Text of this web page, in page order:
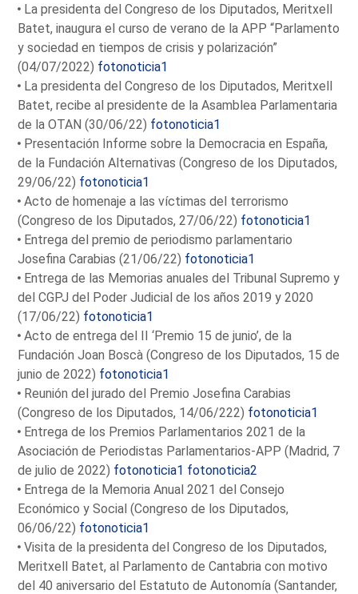
La presidenta del Congreso de los Diputados, Meritxell
Batet, inaugura el curso de verano de la APP “Parlamento
y sociedad en tiempos de crisis y polarización”
(04/07/2022) fotonoticia1
La presidenta del Congreso de los Diputados, Meritxell
Batet, recibe al presidente de la Asamblea Parlamentaria
de la OTAN (30/06/22) fotonoticia1
Presentación Informe sobre la Democracia en España,
de la Fundación Alternativas (Congreso de los Diputados,
29/06/22) fotonoticia1
Acto de homenaje a las víctimas del terrorismo
(Congreso de los Diputados, 27/06/22) fotonoticia1
Entrega del premio de periodismo parlamentario
Josefina Carabias (21/06/22) fotonoticia1
Entrega de las Memorias anuales del Tribunal Supremo y
del CGPJ del Poder Judicial de los años 2019 y 2020
(17/06/22) fotonoticia1
Acto de entrega del II ‘Premio 15 de junio’, de la
Fundación Joan Boscà (Congreso de los Diputados, 15 de
junio de 2022) fotonoticia1
Reunión del jurado del Premio Josefina Carabias
(Congreso de los Diputados, 14/06/222) fotonoticia1
Entrega de los Premios Parlamentarios 2021 de la
Asociación de Periodistas Parlamentarios-APP (Madrid, 7
de julio de 2022) fotonoticia1 fotonoticia2
Entrega de la Memoria Anual 2021 del Consejo
Económico y Social (Congreso de los Diputados,
06/06/22) fotonoticia1
Visita de la presidenta del Congreso de los Diputados,
Meritxell Batet, al Parlamento de Cantabria con motivo
del 40 aniversario del Estatuto de Autonomía (Santander,